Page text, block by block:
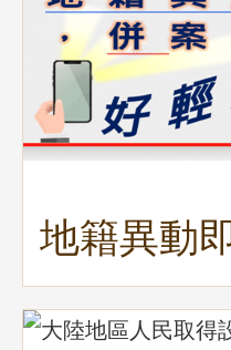
地籍異動
申請防詐